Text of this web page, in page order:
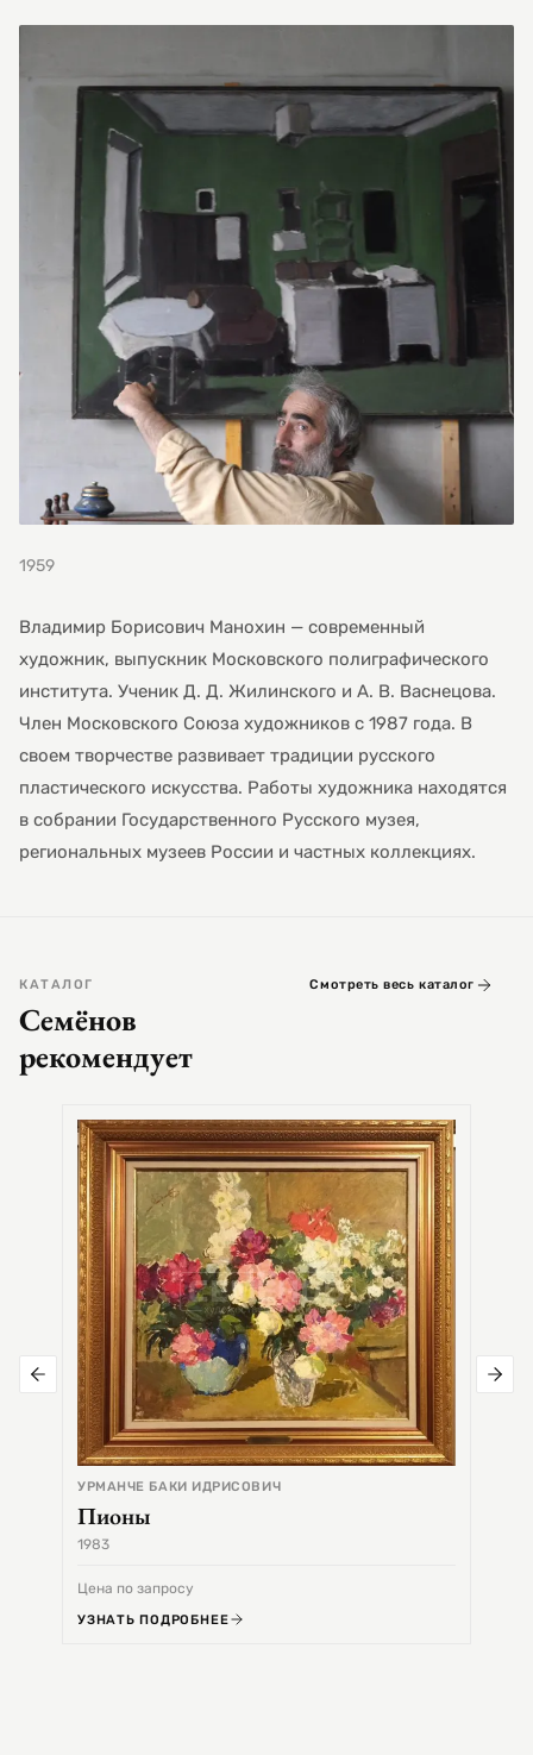
1959
Владимир Борисович Манохин — современный
художник, выпускник Московского полиграфического
института. Ученик Д. Д. Жилинского и А. В. Васнецова.
Член Московского Союза художников с 1987 года. В
своем творчестве развивает традиции русского
пластического искусства. Работы художника находятся
в собрании Государственного Русского музея,
региональных музеев России и частных коллекциях.
КАТАЛОГ
Семёнов
рекомендует
Смотреть весь каталог
УРМАНЧЕ БАКИ ИДРИСОВИЧ
Пионы
1983
Цена по запросу
УЗНАТЬ ПОДРОБНЕЕ